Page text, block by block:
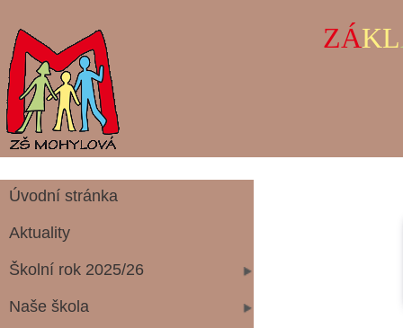
ZÁKL
Úvodní stránka
Aktuality
Školní rok 2025/26
Naše škola